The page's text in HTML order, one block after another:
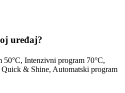
50°C, Intenzivni program 70°C,
& Shine, Automatski program
uređaj?